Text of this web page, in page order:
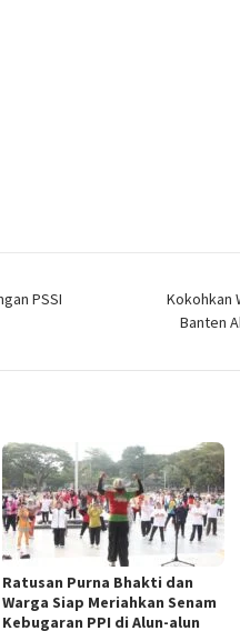
PSSI
Kokohkan
Banten
Ratusan Purna Bhakti dan
Warga Siap Meriahkan Senam
Kebugaran PPI di Alun-alun